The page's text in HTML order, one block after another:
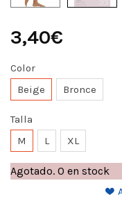
3,40€
Color
Beige
Bronce
Talla
M
L XL
Agotado. 0 en stock